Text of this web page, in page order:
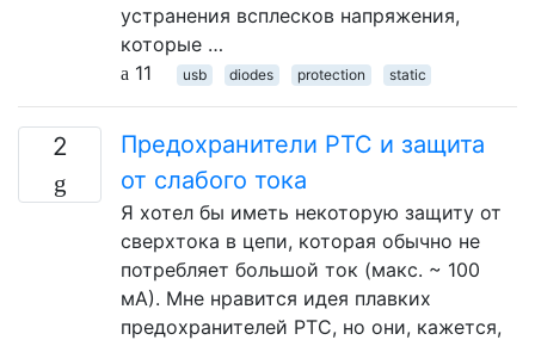
устранения всплесков напряжения,
которые …
11
usb diodes protection static
2
Предохранители PTC и защита
от слабого тока
Я хотел бы иметь некоторую защиту от
сверхтока в цепи, которая обычно не
потребляет большой ток (макс. ~ 100
мА). Мне нравится идея плавких
предохранителей PTC, но они, кажется,